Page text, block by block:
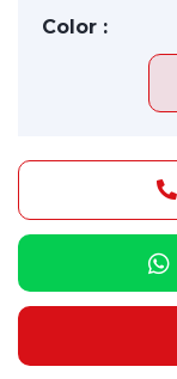
Color :